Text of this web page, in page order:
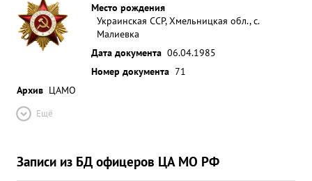
Место рождения
Украинская ССР, Хмельницкая обл., с.
Малиевка
Дата документа 06.04.1985
Номер документа 71
Архив ЦАМО
Ещё
Записи из БД офицеров ЦА МО РФ